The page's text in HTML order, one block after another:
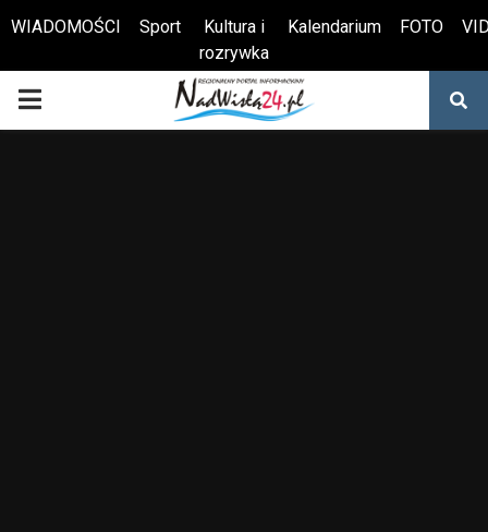
Otwórz pasek narzędzi
WIADOMOŚCI Sport
Kultura i
rozrywka
Kalendarium FOTO
PRIMARY